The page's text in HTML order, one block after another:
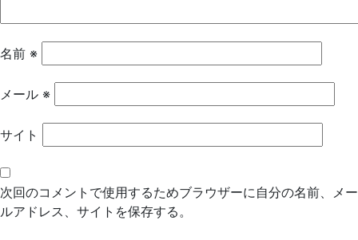
名前 ※
メール ※
サイト
次回のコメントで使用するためブラウザーに自分の名前、メー
ルアドレス、サイトを保存する。